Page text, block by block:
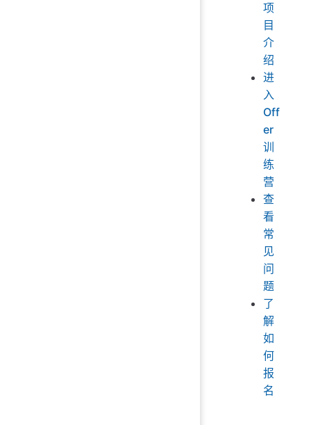
项
目
介
绍
进
入
Off
er
训
练
营
查
看
常
见
问
题
了
解
如
何
报
名